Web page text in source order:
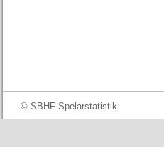
© SBHF Spelarstatistik